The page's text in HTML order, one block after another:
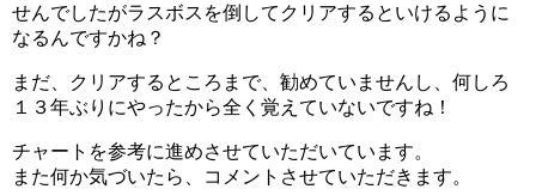
せんでしたがラスボスを倒してクリアするといけるように
なるんですかね？
まだ、クリアするところまで、勧めていませんし、何しろ
１３年ぶりにやったから全く覚えていないですね！
チャートを参考に進めさせていただいています。
また何か気づいたら、コメントさせていただきます。